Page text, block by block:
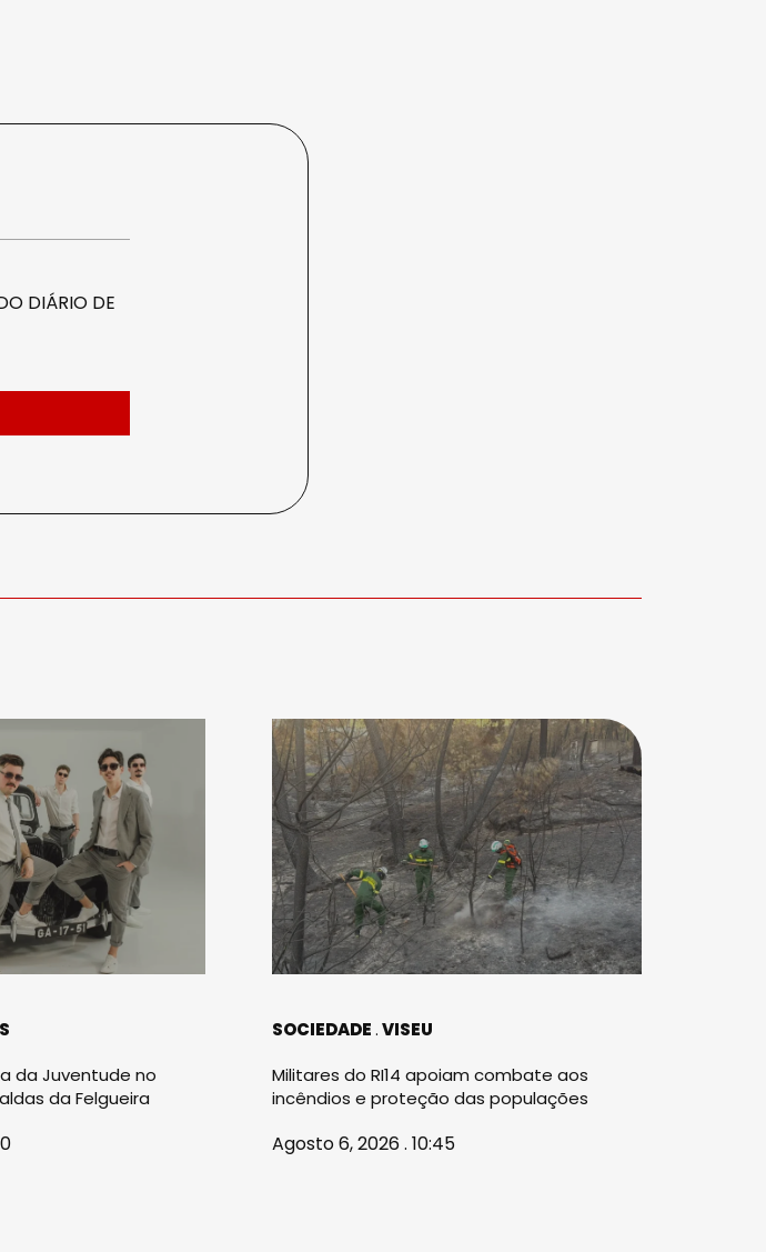
DIÁRIO DE
da Juventude no
da Felgueira
SOCIEDADE VISEU
Militares do RI14 apoiam combate aos
incêndios e proteção das populações
Agosto 6, 2026 . 10:45